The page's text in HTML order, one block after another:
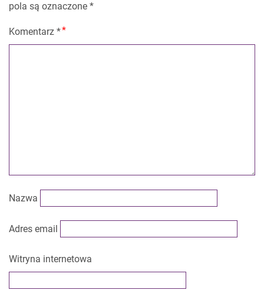
pola są oznaczone *
Komentarz *
Nazwa
Adres email
Witryna internetowa